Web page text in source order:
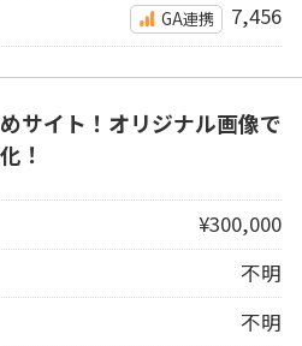
GA連携 7,456
サイト！オリジナル画像で
！
¥300,000
不明
不明